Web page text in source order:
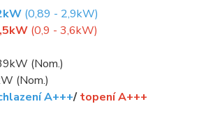
(0,89 - 2,9kW)
(0,9 - 3,6kW)
(Nom.)
(Nom.)
A+++/topení A+++